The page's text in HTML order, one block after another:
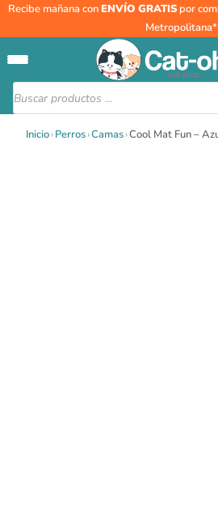
Recibe mañana conENVÍO GRATIS por
Metropolitana*
Búsqueda
de
productos
Inicio›Perros›Camas›Cool Mat Fun –